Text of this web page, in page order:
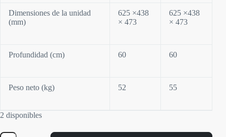
Dimensiones de la unidad
(mm)
625 ×438
× 473
625 ×438
× 473
Profundidad (cm) 60 60
Peso neto (kg) 52 55
2 disponibles
Autoclave